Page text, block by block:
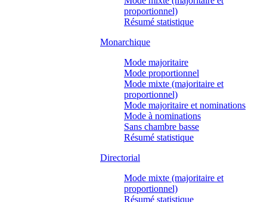
proportionnel)
Résumé statistique
Monarchique
Mode majoritaire
Mode proportionnel
Mode mixte (majoritaire et
proportionnel)
Mode majoritaire et nominations
Mode à nominations
Sans chambre basse
Résumé statistique
Directorial
Mode mixte (majoritaire et
proportionnel)
Résumé statistique